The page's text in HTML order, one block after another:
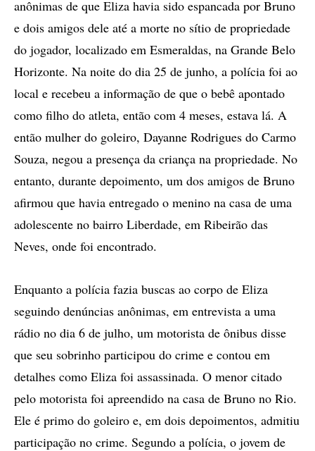
anônimas de que Eliza havia sido espancada por Bruno
e dois amigos dele até a morte no sítio de propriedade
do jogador, localizado em Esmeraldas, na Grande Belo
Horizonte. Na noite do dia 25 de junho, a polícia foi ao
local e recebeu a informação de que o bebê apontado
como filho do atleta, então com 4 meses, estava lá. A
então mulher do goleiro, Dayanne Rodrigues do Carmo
Souza, negou a presença da criança na propriedade. No
entanto, durante depoimento, um dos amigos de Bruno
afirmou que havia entregado o menino na casa de uma
adolescente no bairro Liberdade, em Ribeirão das
Neves, onde foi encontrado.
Enquanto a polícia fazia buscas ao corpo de Eliza
seguindo denúncias anônimas, em entrevista a uma
rádio no dia 6 de julho, um motorista de ônibus disse
que seu sobrinho participou do crime e contou em
detalhes como Eliza foi assassinada. O menor citado
pelo motorista foi apreendido na casa de Bruno no Rio.
Ele é primo do goleiro e, em dois depoimentos, admitiu
participação no crime. Segundo a polícia, o jovem de